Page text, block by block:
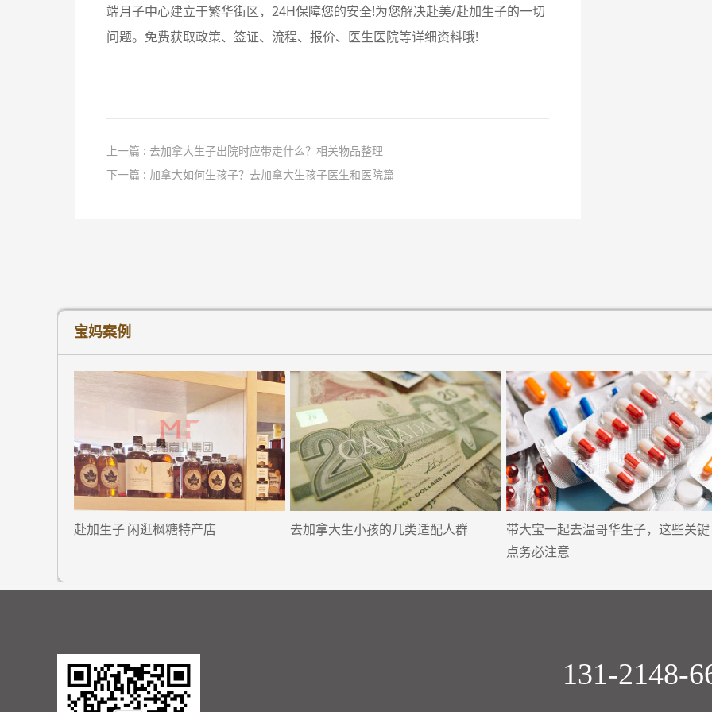
端月子中心建立于繁华街区，24H保障您的安全!为您解决赴美/赴加生子的一切
问题。免费获取政策、签证、流程、报价、医生医院等详细资料哦!
上一篇 : 去加拿大生子出院时应带走什么？相关物品整理
下一篇 : 加拿大如何生孩子？去加拿大生孩子医生和医院篇
宝妈案例
赴加生子|闲逛枫糖特产店 去加拿大生小孩的几类适配人群
带大宝一起去温哥华生子，这些关键
点务必注意
131-2148-